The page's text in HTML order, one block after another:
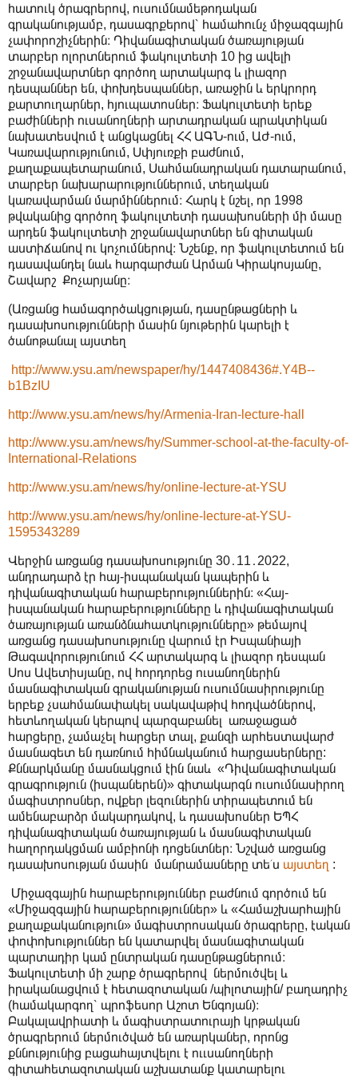
հատուկ ծրագրերով, ուսումնամեթոդական
գրականությամբ, դասագրքերով՝ համահունչ միջազգային
չափորոշիչներին։ Դիվանագիտական ծառայության
տարբեր ոլորտներում ֆակուլտետի 10 ից ավելի
շրջանավարտներ գործող արտակարգ և լիազոր
դեսպաններ են, փոխդեսպաններ, առաջին և երկրորդ
քարտուղարներ, հյուպատոսներ։ Ֆակուլտետի երեք
բաժինների ուսանողների արտադրական պրակտիկան
նախատեսվում է անցկացնել ՀՀ ԱԳՆ-ում, ԱԺ-ում,
Կառավարությունում, Սփյուռքի բաժնում,
քաղաքապետարանում, Սահմանադրական դատարանում,
տարբեր նախարարություններում, տեղական
կառավարման մարմիններում։ Հարկ է նշել, որ 1998
թվականից գործող ֆակուլտետի դասախոսների մի մասը
արդեն ֆակուլտետի շրջանավարտներ են գիտական
աստիճանով ու կոչումներով։ Նշենք, որ ֆակուլտետում են
դասավանդել նաև հարգարժան Արման Կիրակոսյանը,
Շավարշ Քոչարյանը։
(Առցանց համագործակցության, դասընթացների և
դասախոսությունների մասին նյութերին կարելի է
ծանոթանալ այստեղ
http://www.ysu.am/newspaper/hy/1447408436#.Y4B--
b1BzIU
http://www.ysu.am/news/hy/Armenia-Iran-lecture-hall
http://www.ysu.am/news/hy/Summer-school-at-the-faculty-of-
International-Relations
http://www.ysu.am/news/hy/online-lecture-at-YSU
http://www.ysu.am/news/hy/online-lecture-at-YSU-
1595343289
Վերջին առցանց դասախոսությունը 30․11․2022,
անդրադարձ էր հայ-իսպանական կապերին և
դիվանագիտական հարաբերություններին։ «Հայ-
իսպանական հարաբերությունները և դիվանագիտական
ծառայության առանձնահատկությունները» թեմայով
առցանց դասախոսությունը վարում էր Իսպանիայի
Թագավորությունում ՀՀ արտակարգ և լիազոր դեսպան
Սոս Ավետիսյանը, ով հորդորեց ուսանողներին
մասնագիտական գրականության ուսումնասիրությունը
երբեք չսահմանափակել սակավաթիվ հոդվածներով,
հետևողական կերպով պարզաբանել առաջացած
հարցերը, չամաչել հարցեր տալ, քանզի արհեստավարժ
մասնագետ են դառնում հիմնականում հարցասերները:
Քննարկմանը մասնակցում էին նաև «Դիվանագիտական
գրագրություն (իսպաներեն)» գիտակարգն ուսումնասիրող
մագիստրոսներ, ովքեր լեզուներին տիրապետում են
ամենաբարձր մակարդակով, և դասախոսներ ԵՊՀ
դիվանագիտական ծառայության և մասնագիտական
հաղորդակցման ամբիոնի դոցենտներ։ Նշված առցանց
դասախոսության մասին մանրամասները տե՛ս այստեղ :
Միջազգային հարաբերություններ բաժնում գործում են
«Միջազգային հարաբերություններ» և «Համաշխարհային
քաղաքականություն» մագիստրոսական ծրագրերը, էական
փոփոխություններ են կատարվել մասնագիտական
պարտադիր կամ ընտրական դասընթացներում։
Ֆակուլտետի մի շարք ծրագրերով ներմուծվել և
իրականացվում է հետազոտական /պիլոտային/ բաղադրիչ
(համակարգող՝ պրոֆեսոր Աշոտ Ենգոյան)։
Բակալավրիատի և մագիստրատուրայի կրթական
ծրագրերում ներմուծված են առարկաներ, որոնց
քննությունից բացահայտվելու է ոււսանողների
գիտահետազոտական աշխատանք կատարելու